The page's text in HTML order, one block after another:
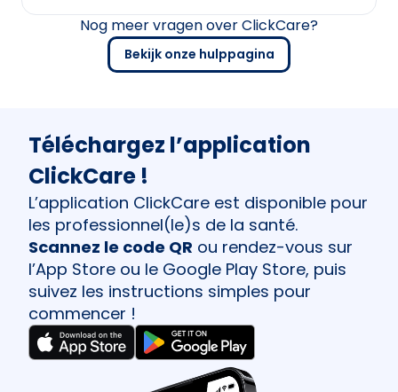
Nog meer vragen over ClickCare?
Bekijk onze hulppagina
Téléchargez l’application
ClickCare !
L’application ClickCare est disponible pour
les professionnel(le)s de la santé.
Scannez le code QR ou rendez-vous sur
l’App Store ou le Google Play Store, puis
suivez les instructions simples pour
commencer !